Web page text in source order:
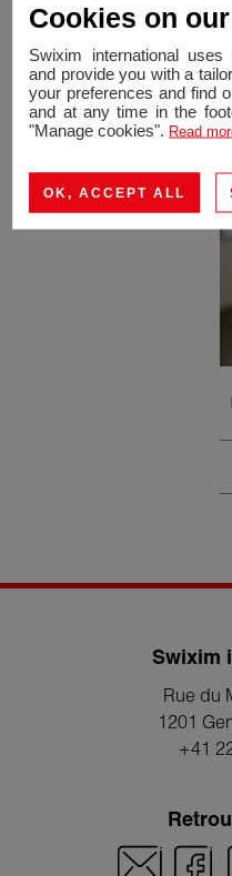
trimestrielles 315€
étage/4, ascenseur,
Swixim
Rue du
1201
+41
Cookies on
Swixim international
and provide you with a
your preferences and find
and at any time in the
"Manage cookies". Read
OK, ACCEPT ALL